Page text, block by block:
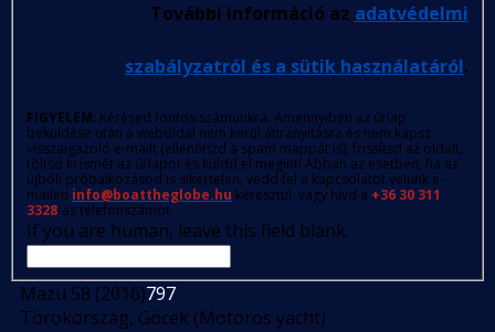
További információ az adatvédelmi
szabályzatról és a sütik használatáról.
FIGYELEM: Kérésed fontos számunkra. Amennyiben az űrlap
beküldése után a weboldal nem kerül átirányításra és nem kapsz
visszaigazoló e-mailt (ellenőrizd a spam mappát is), frissítsd az oldalt,
töltsd ki ismét az űrlapot és küldd el megint! Abban az esetben, ha az
újbóli próbálkozásod is sikertelen, vedd fel a kapcsolatot velünk e-
mailen info@boattheglobe.hu keresztül, vagy hívd a +36 30 311
3328-as telefonszámot.
If you are human, leave this field blank.
Mazu 58 (2016)797
Törökország, Göcek (Motoros yacht)